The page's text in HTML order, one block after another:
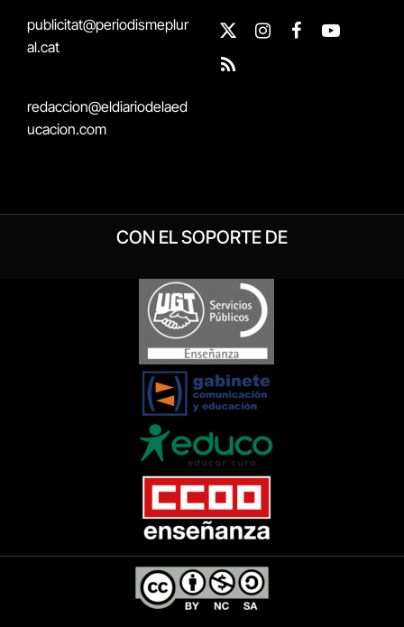
publicitat@periodismeplur
al.cat
redaccion@eldiariodelaed
ucacion.com
X
(Twitter)
InstagramFacebookYouTube
RSS
CON EL SOPORTE DE